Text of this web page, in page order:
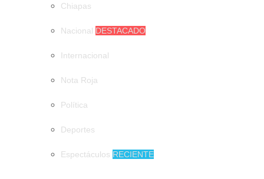
Chiapas
Nacional DESTACADO
Internacional
Nota Roja
Política
Deportes
Espectáculos RECIENTE